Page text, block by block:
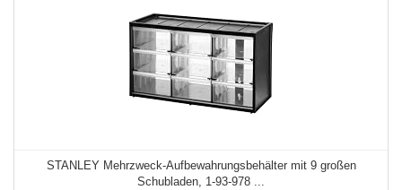
STANLEY Mehrzweck-Aufbewahrungsbehälter mit 9 großen
Schubladen, 1-93-978 ...